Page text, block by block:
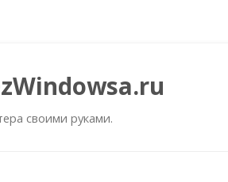
своими руками.